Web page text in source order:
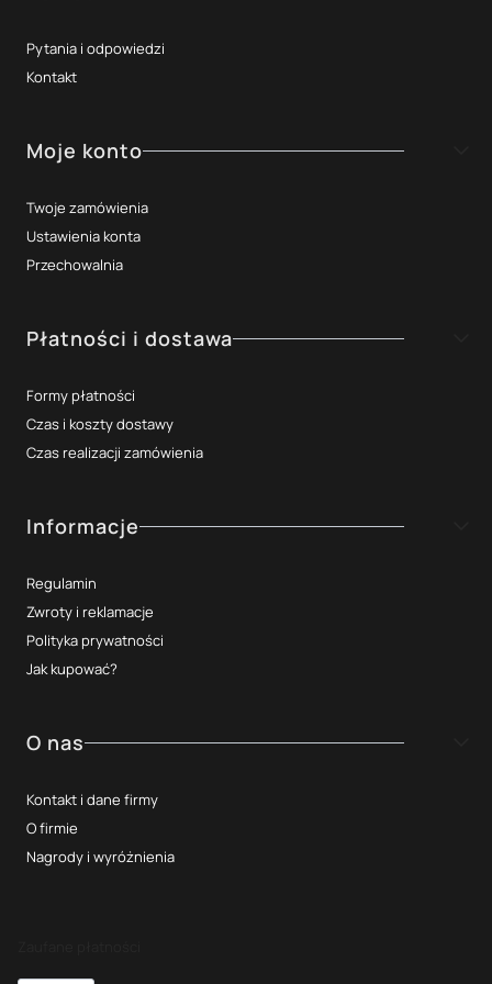
Pytania i odpowiedzi
Kontakt
Moje konto
Twoje zamówienia
Ustawienia konta
Przechowalnia
Płatności i dostawa
Formy płatności
Czas i koszty dostawy
Czas realizacji zamówienia
Informacje
Regulamin
Zwroty i reklamacje
Polityka prywatności
Jak kupować?
O nas
Kontakt i dane firmy
O firmie
Nagrody i wyróżnienia